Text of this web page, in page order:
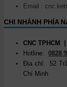
Email :
CHI NHÁNH PHÍA
CNC TPHCM
Hotline: 0828
Địa chỉ: 52
Chí Minh